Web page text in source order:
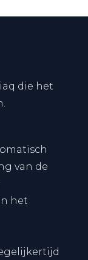
die het
van de
het